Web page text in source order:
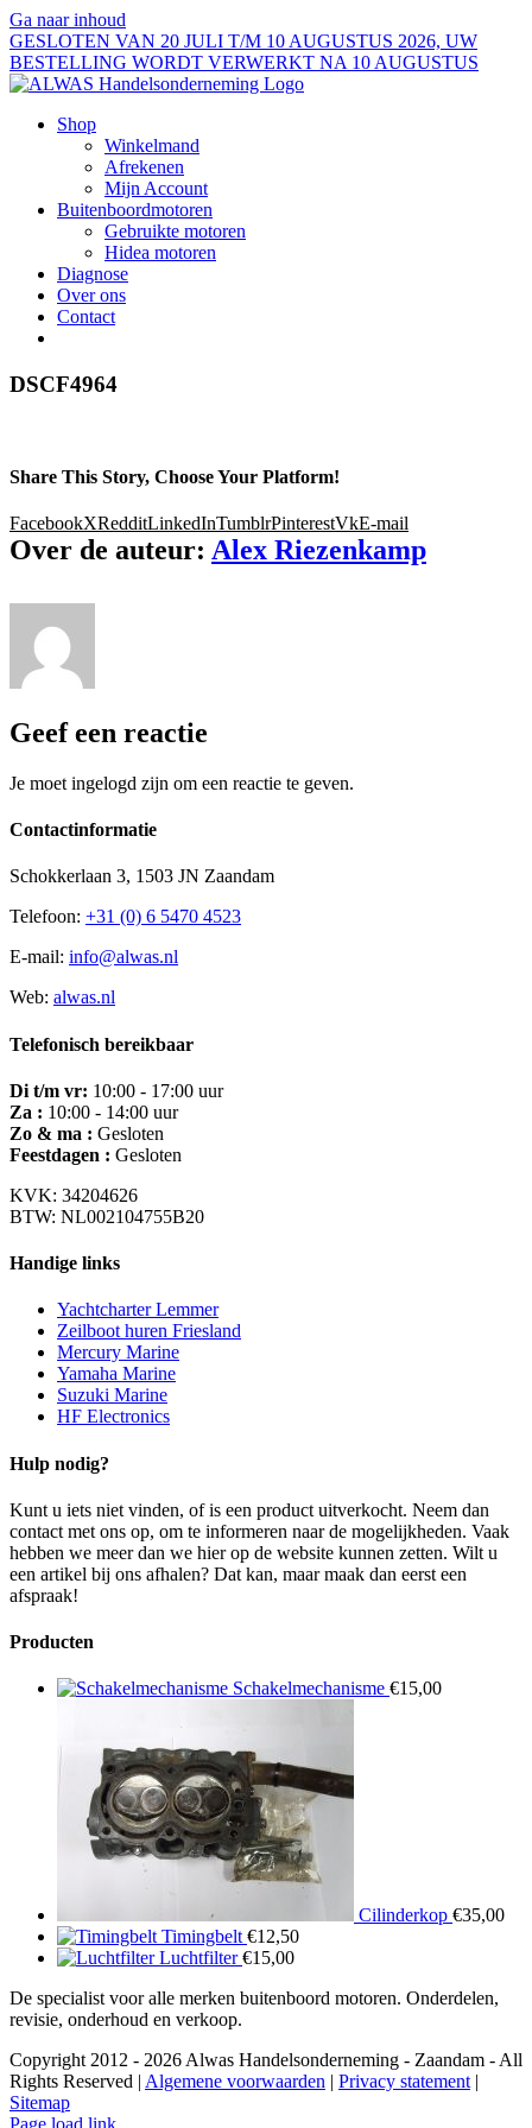
Ga naar inhoud
GESLOTEN VAN 20 JULI T/M 10 AUGUSTUS 2026, UW
BESTELLING WORDT VERWERKT NA 10 AUGUSTUS
Shop
Winkelmand
Afrekenen
Mijn Account
Buitenboordmotoren
Gebruikte motoren
Hidea motoren
Diagnose
Over ons
Contact
DSCF4964
Share This Story, Choose Your Platform!
FacebookXRedditLinkedInTumblrPinterestVkE-mail
Over de auteur: Alex Riezenkamp
Geef een reactie
Je moet ingelogd zijn om een reactie te geven.
Contactinformatie
Schokkerlaan 3, 1503 JN Zaandam
Telefoon: +31 (0) 6 5470 4523
E-mail: info@alwas.nl
Web: alwas.nl
Telefonisch bereikbaar
Di t/m vr: 10:00 - 17:00 uur
Za : 10:00 - 14:00 uur
Zo & ma : Gesloten
Feestdagen : Gesloten
KVK: 34204626
BTW: NL002104755B20
Handige links
Yachtcharter Lemmer
Zeilboot huren Friesland
Mercury Marine
Yamaha Marine
Suzuki Marine
HF Electronics
Hulp nodig?
Kunt u iets niet vinden, of is een product uitverkocht. Neem dan
contact met ons op, om te informeren naar de mogelijkheden. Vaak
hebben we meer dan we hier op de website kunnen zetten. Wilt u
een artikel bij ons afhalen? Dat kan, maar maak dan eerst een
afspraak!
Producten
Schakelmechanisme €15,00
Cilinderkop €35,00
Timingbelt €12,50
Luchtfilter €15,00
De specialist voor alle merken buitenboord motoren. Onderdelen,
revisie, onderhoud en verkoop.
Copyright 2012 - 2026 Alwas Handelsonderneming - Zaandam - All
Rights Reserved | Algemene voorwaarden | Privacy statement|
Sitemap